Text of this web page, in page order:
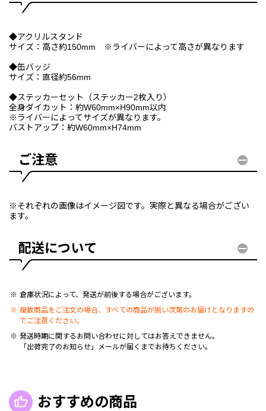
◆アクリルスタンド
サイズ：高さ約150mm ※ライバーによって高さが異なります
◆缶バッジ
サイズ：直径約56mm
◆ステッカーセット（ステッカー2枚入り）
全身ダイカット：約W60mm×H90mm以内
※ライバーによってサイズが異なります。
バストアップ：約W60mm×H74mm
ご注意
※それぞれの画像はイメージ図です。実際と異なる場合がござい
ます。
配送について
倉庫状況によって、発送が前後する場合がございます。
複数商品をご注文の場合、すべての商品が揃い次第のお届けとなりますの
でご注意ください。
発送時期に関するお問い合わせに対してはお答えできません。
「出荷完了のお知らせ」メールが届くまでお待ちください。
おすすめの商品